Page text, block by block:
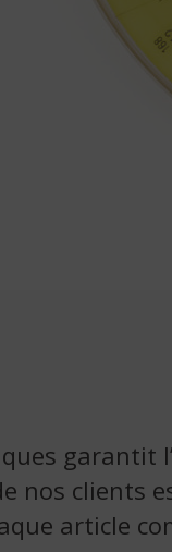
garantit
nos clients
article